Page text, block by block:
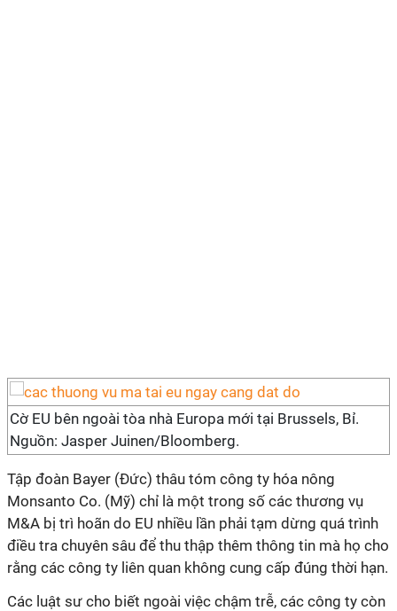
Cờ EU bên ngoài tòa nhà Europa mới tại Brussels, Bỉ.
Nguồn: Jasper Juinen/Bloomberg.
Tập đoàn Bayer (Đức) thâu tóm công ty hóa nông
Monsanto Co. (Mỹ) chỉ là một trong số các thương vụ
M&A bị trì hoãn do EU nhiều lần phải tạm dừng quá trình
điều tra chuyên sâu để thu thập thêm thông tin mà họ cho
rằng các công ty liên quan không cung cấp đúng thời hạn.
Các luật sư cho biết ngoài việc chậm trễ, các công ty còn